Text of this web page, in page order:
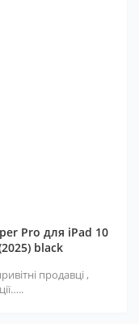
Pro для iPad 10
black
продавці ,